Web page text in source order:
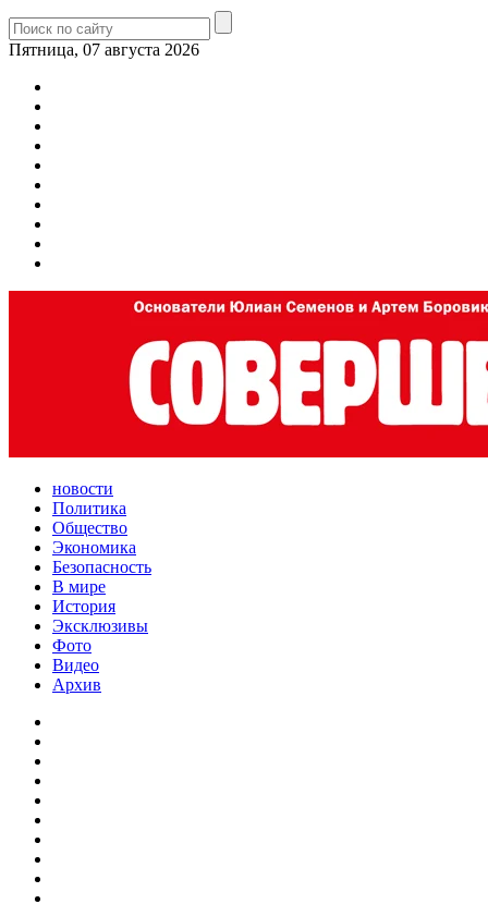
Пятница, 07 августа 2026
новости
Политика
Общество
Экономика
Безопасность
В мире
История
Эксклюзивы
Фото
Видео
Архив